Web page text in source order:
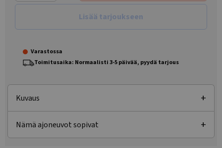
Lisää tarjoukseen
Varastossa
Toimitusaika: Normaalisti 3-5 päivää, pyydä tarjous
Kuvaus
Nämä ajoneuvot sopivat